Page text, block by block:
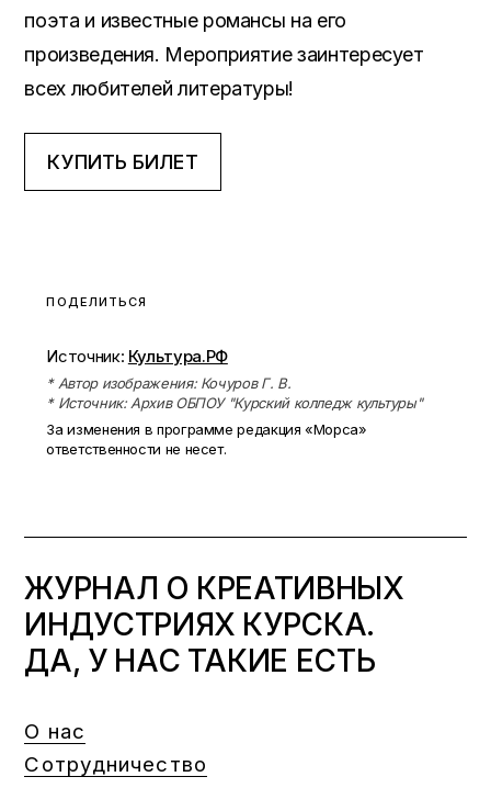
поэта и известные романсы на его
произведения. Мероприятие заинтересует
всех любителей литературы!
КУПИТЬ БИЛЕТ
ПОДЕЛИТЬСЯ
Источник: Культура.РФ
* Автор изображения: Кочуров Г. В.
* Источник: Архив ОБПОУ "Курский колледж культуры"
За изменения в программе редакция «Морса»
ответственности не несет.
ЖУРНАЛ О КРЕАТИВНЫХ
ИНДУСТРИЯХ КУРСКА.
ДА, У НАС ТАКИЕ ЕСТЬ
О нас
Сотрудничество